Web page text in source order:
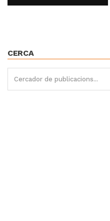
CERCA